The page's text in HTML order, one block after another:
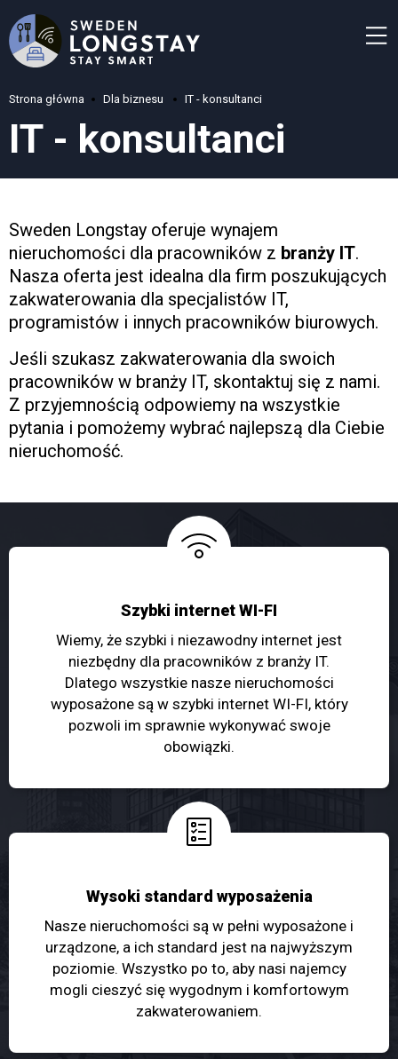
Strona główna Dla biznesu IT - konsultanci
IT - konsultanci
Sweden Longstay oferuje wynajem
nieruchomości dla pracowników z branży IT.
Nasza oferta jest idealna dla firm poszukujących
zakwaterowania dla specjalistów IT,
programistów i innych pracowników biurowych.
Jeśli szukasz zakwaterowania dla swoich
pracowników w branży IT, skontaktuj się z nami.
Z przyjemnością odpowiemy na wszystkie
pytania i pomożemy wybrać najlepszą dla Ciebie
nieruchomość.
Szybki internet WI-FI
Wiemy, że szybki i niezawodny internet jest
niezbędny dla pracowników z branży IT.
Dlatego wszystkie nasze nieruchomości
wyposażone są w szybki internet WI-FI, który
pozwoli im sprawnie wykonywać swoje
obowiązki.
Wysoki standard wyposażenia
Nasze nieruchomości są w pełni wyposażone i
urządzone, a ich standard jest na najwyższym
poziomie. Wszystko po to, aby nasi najemcy
mogli cieszyć się wygodnym i komfortowym
zakwaterowaniem.